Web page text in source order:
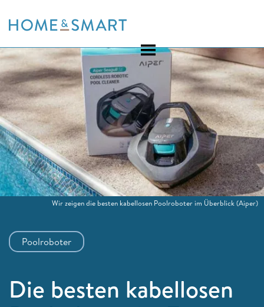
to
Poolroboter
Die besten kabellosen
Wir zeigen die besten kabellosen Poolroboter im Überblick(Aiper)